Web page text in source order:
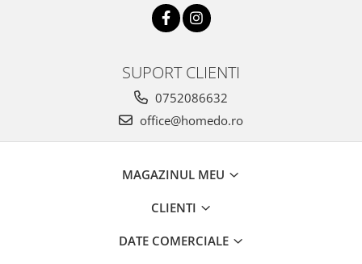
SUPORT CLIENTI
0752086632
office@homedo.ro
MAGAZINUL MEU
CLIENTI
DATE COMERCIALE